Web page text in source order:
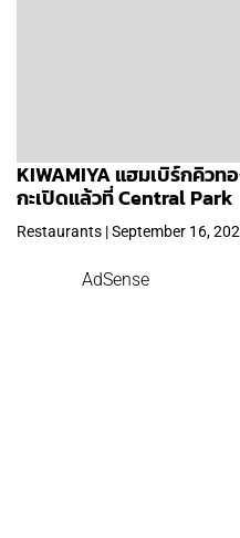
KIWAMIYA แฮมเบิร์กคิว
กะเปิดแล้วที่ Central Park
Restaurants | September 16,
AdSense